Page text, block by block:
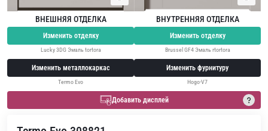
ВНЕШНЯЯ ОТДЕЛКА
Изменить отделку
Lucky 3DG Эмаль tortora
Изменить металлокаркас
Termo Evo
ВНУТРЕННЯЯ ОТДЕЛКА
Изменить отделку
Brussel GF4 Эмаль rtortora
Изменить фурнитуру
Hogo-V7
Добавить дисплей